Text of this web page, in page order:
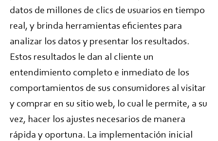
datos de millones de clics de usuarios en tiempo
real, y brinda herramientas eficientes para
analizar los datos y presentar los resultados.
Estos resultados le dan al cliente un
entendimiento completo e inmediato de los
comportamientos de sus consumidores al visitar
y comprar en su sitio web, lo cual le permite, a su
vez, hacer los ajustes necesarios de manera
rápida y oportuna. La implementación inicial